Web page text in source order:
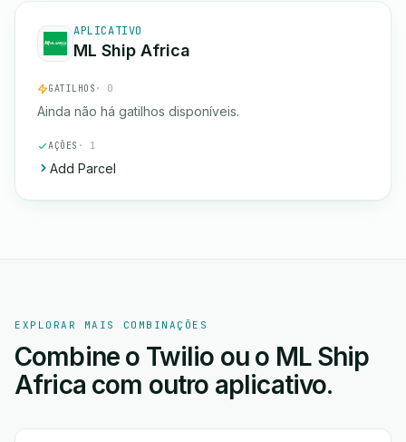
APLICATIVO
ML Ship Africa
GATILHOS · 0
Ainda não há gatilhos disponíveis.
AÇÕES · 1
Add Parcel
EXPLORAR MAIS COMBINAÇÕES
Combine o Twilio ou o ML Ship
Africa com outro aplicativo.